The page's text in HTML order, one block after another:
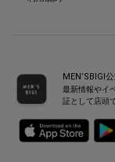
MEN’SBIGI
最新情報やイ
証として店頭